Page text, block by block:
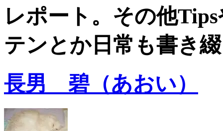
レポート。その他
テンとか日常も書き
長男 碧（あおい）